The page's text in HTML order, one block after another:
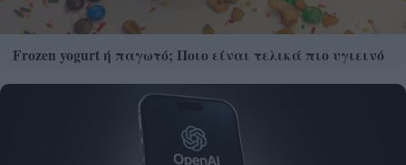
Frozen yogurt ή παγωτό; Ποιο είναι τελικά πιο υγιεινό